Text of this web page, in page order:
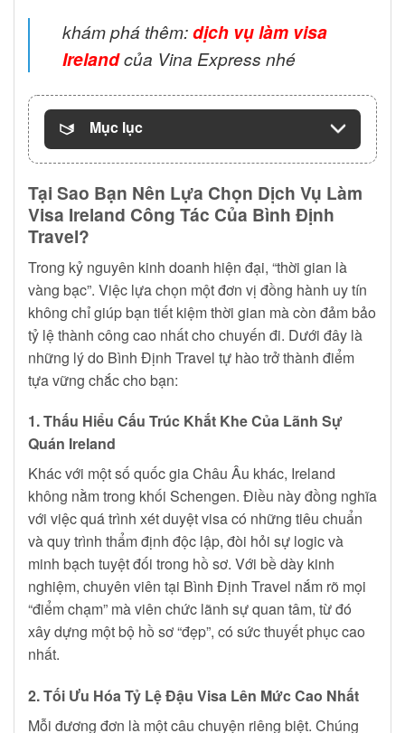
khám phá thêm:dịch vụ làm visa
Irelandcủa Vina Express nhé
Mục lục
Tại Sao Bạn Nên Lựa Chọn Dịch Vụ Làm
Visa Ireland Công Tác Của Bình Định
Travel?
Trong kỷ nguyên kinh doanh hiện đại, “thời gian là
vàng bạc”. Việc lựa chọn một đơn vị đồng hành uy tín
không chỉ giúp bạn tiết kiệm thời gian mà còn đảm bảo
tỷ lệ thành công cao nhất cho chuyến đi. Dưới đây là
những lý do Bình Định Travel tự hào trở thành điểm
tựa vững chắc cho bạn:
1. Thấu Hiểu Cấu Trúc Khắt Khe Của Lãnh Sự
Quán Ireland
Khác với một số quốc gia Châu Âu khác, Ireland
không nằm trong khối Schengen. Điều này đồng nghĩa
với việc quá trình xét duyệt visa có những tiêu chuẩn
và quy trình thẩm định độc lập, đòi hỏi sự logic và
minh bạch tuyệt đối trong hồ sơ. Với bề dày kinh
nghiệm, chuyên viên tại Bình Định Travel nắm rõ mọi
“điểm chạm” mà viên chức lãnh sự quan tâm, từ đó
xây dựng một bộ hồ sơ “đẹp”, có sức thuyết phục cao
nhất.
2. Tối Ưu Hóa Tỷ Lệ Đậu Visa Lên Mức Cao Nhất
Mỗi đương đơn là một câu chuyện riêng biệt. Chúng